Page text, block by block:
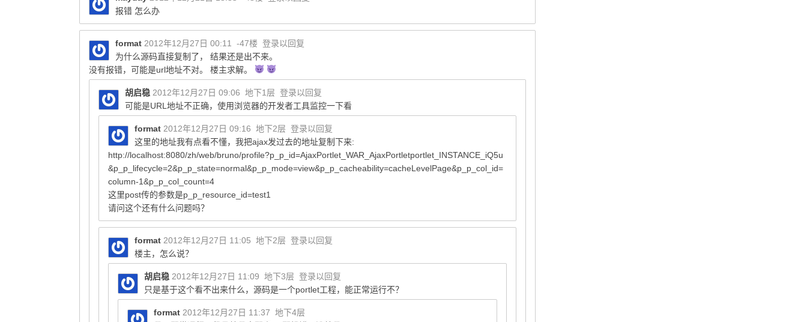
报错 怎么办
format 2012年12月27日 00:11 -47楼 登录以回复
为什么源码直接复制了， 结果还是出不来。
没有报错，可能是url地址不对。 楼主求解。
胡启稳 2012年12月27日 09:06 地下1层 登录以回复
可能是URL地址不正确，使用浏览器的开发者工具监控一下看
format 2012年12月27日 09:16 地下2层 登录以回复
这里的地址我有点看不懂，我把ajax发过去的地址复制下来:
http://localhost:8080/zh/web/bruno/profile?p_p_id=AjaxPortlet_WAR_AjaxPortletportlet_INSTANCE_iQ5u
&p_p_lifecycle=2&p_p_state=normal&p_p_mode=view&p_p_cacheability=cacheLevelPage&p_p_col_id=
column-1&p_p_col_count=4
这里post传的参数是p_p_resource_id=test1
请问这个还有什么问题吗？
format 2012年12月27日 11:05 地下2层 登录以回复
楼主，怎么说？
胡启稳 2012年12月27日 11:09 地下3层 登录以回复
只是基于这个看不出来什么，源码是一个portlet工程，能正常运行不？
format 2012年12月27日 11:37 地下4层